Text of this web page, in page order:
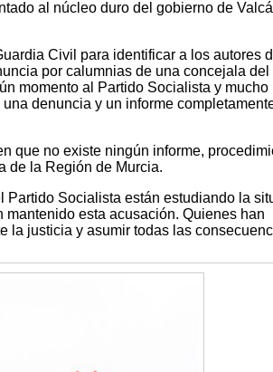
al núcleo duro del gobierno de
Civil para identificar a los autores
por calumnias de una concejala del
momento al Partido Socialista y mucho
denuncia y un informe
que no existe ningún informe,
de la Región de Murcia.
Socialista están estudiando la
esta acusación. Quienes han
la justicia y asumir todas las